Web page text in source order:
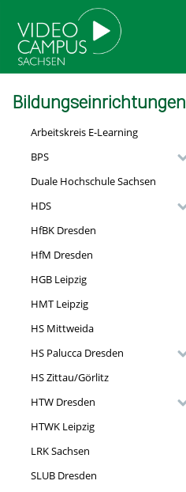
Bildungseinrichtungen
Arbeitskreis E-Learning
BPS
Duale Hochschule Sachsen
HDS
HfBK Dresden
HfM Dresden
HGB Leipzig
HMT Leipzig
HS Mittweida
HS Palucca Dresden
HS Zittau/Görlitz
HTW Dresden
HTWK Leipzig
LRK Sachsen
SLUB Dresden